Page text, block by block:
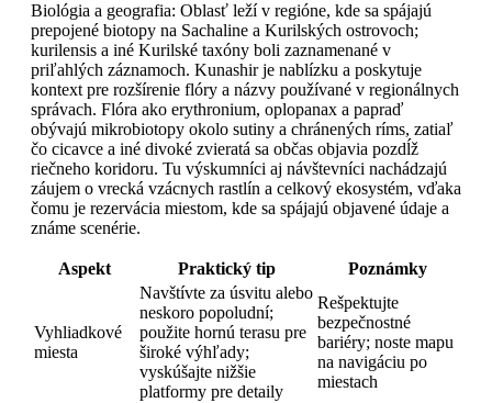
Biológia a geografia: Oblasť leží v regióne, kde sa spájajú
prepojené biotopy na Sachaline a Kurilských ostrovoch;
kurilensis a iné Kurilské taxóny boli zaznamenané v
priľahlých záznamoch. Kunashir je nablízku a poskytuje
kontext pre rozšírenie flóry a názvy používané v regionálnych
správach. Flóra ako erythronium, oplopanax a papraď
obývajú mikrobiotopy okolo sutiny a chránených ríms, zatiaľ
čo cicavce a iné divoké zvieratá sa občas objavia pozdĺž
riečneho koridoru. Tu výskumníci aj návštevníci nachádzajú
záujem o vrecká vzácnych rastlín a celkový ekosystém, vďaka
čomu je rezervácia miestom, kde sa spájajú objavené údaje a
známe scenérie.
Aspekt Praktický tip Poznámky
Vyhliadkové
miesta
Navštívte za úsvitu alebo
neskoro popoludní;
použite hornú terasu pre
široké výhľady;
vyskúšajte nižšie
platformy pre detaily
Rešpektujte
bezpečnostné
bariéry; noste mapu
na navigáciu po
miestach